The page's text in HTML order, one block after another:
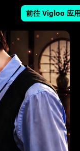
前往 Vigloo 应